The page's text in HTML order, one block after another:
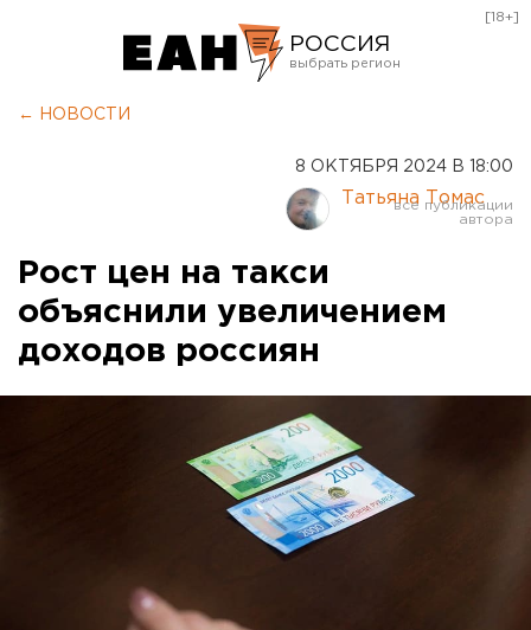
РОССИЯ
Курган
Оренбург
[18+]
← НОВОСТИ
8 ОКТЯБРЯ 2024 В 18:00
Татьяна Томас
Рост цен на такси
объяснили увеличением
доходов россиян